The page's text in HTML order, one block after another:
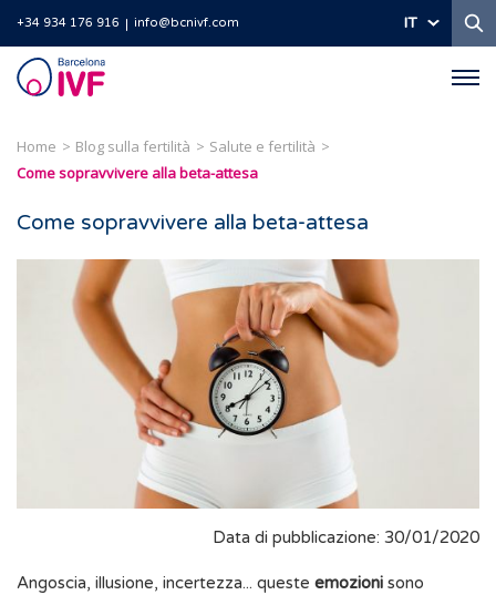
+34 934 176 916 info@bcnivf.com IT
Barcelona
IVF
Home Blog sulla fertilità
Salute e fertilità
Come sopravvivere alla beta-attesa
Come sopravvivere alla beta-attesa
Data di pubblicazione: 30/01/2020
Angoscia, illusione, incertezza... queste emozioni sono